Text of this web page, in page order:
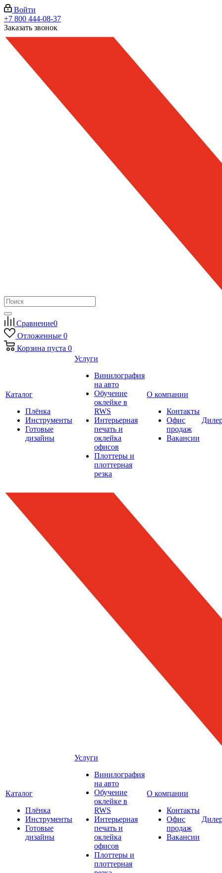
Войти
+7 800 444-08-37
Заказать звонок
Сравнение0
Отложенные 0
Корзина пуста 0
Каталог
Плёнка
Инструменты
Готовые
дизайны
Услуги
Винилография
на авто
Обучение
оклейке в
RWS
Интерьерная
печать и
оклейка
офисов
Плоттеры и
плоттерная
резка
О компании
Контакты
Офис
продаж
Вакансии
Каталог
Плёнка
Инструменты
Готовые
дизайны
Услуги
Винилография
на авто
Обучение
оклейке в
RWS
Интерьерная
печать и
оклейка
офисов
Плоттеры и
плоттерная
О компании
Контакты
Офис
продаж
Вакансии